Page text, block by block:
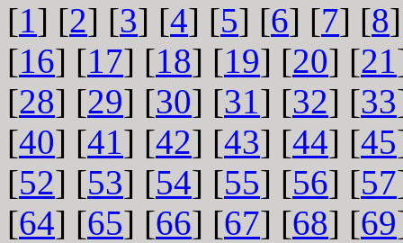
[1] [2] [3] [4] [5] [6] [7] [8
[16] [17] [18] [19] [20] [21
[28] [29] [30] [31] [32] [33
[40] [41] [42] [43] [44] [45
[52] [53] [54] [55] [56] [57
[64] [65] [66] [67] [68] [69